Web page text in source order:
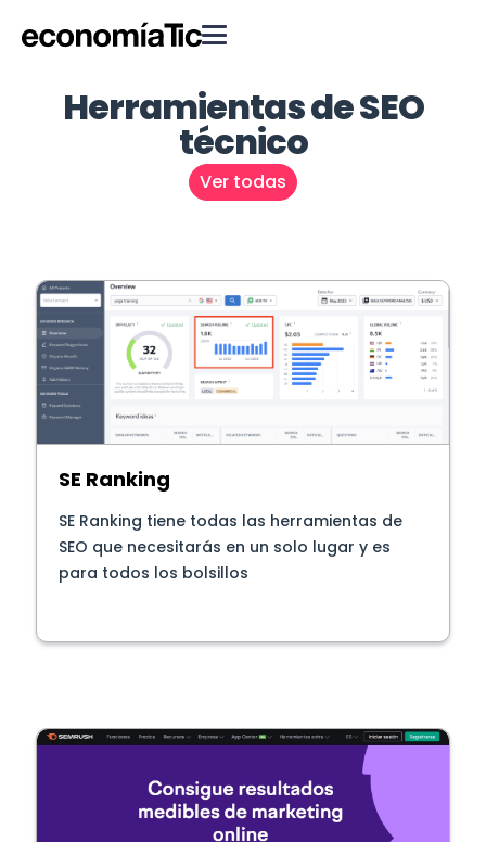
Herramientas de SEO
técnico
Ver todas
SE Ranking
SE Ranking tiene todas las herramientas de
SEO que necesitarás en un solo lugar y es
para todos los bolsillos